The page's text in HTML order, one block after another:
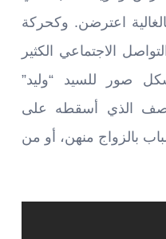
اعترضن. وكحركة
الاجتماعي الكثير
صور للسيد “وليد”
الذي أسقطه على
بالزواج منهن، أو من